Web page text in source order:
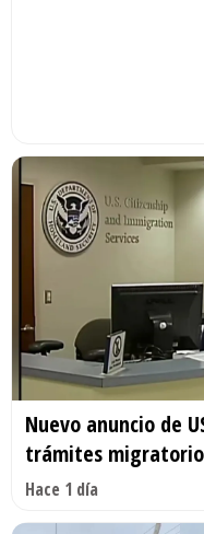
Nuevo anuncio de
trámites
Hace 1 día